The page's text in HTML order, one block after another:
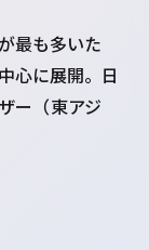
最も多いた
心に展開。日
ー（東アジ